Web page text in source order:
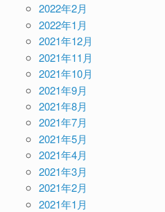
2022年2月
2022年1月
2021年12月
2021年11月
2021年10月
2021年9月
2021年8月
2021年7月
2021年5月
2021年4月
2021年3月
2021年2月
2021年1月